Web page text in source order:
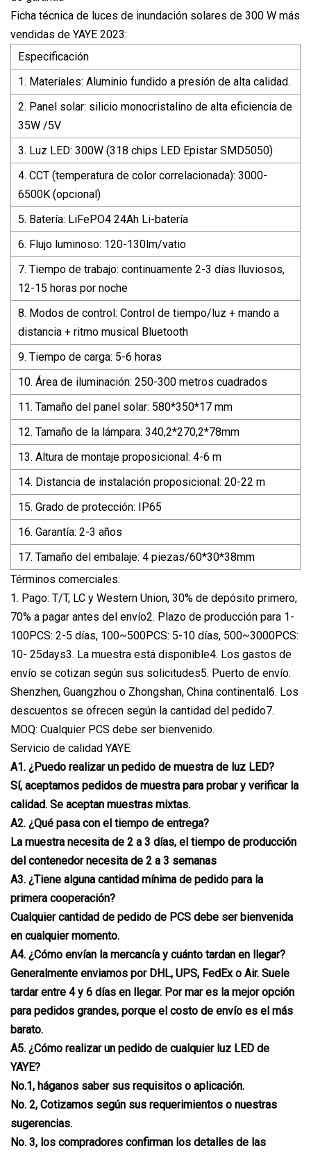
Ficha técnica de luces de inundación solares de 300 W más
vendidas de YAYE 2023:
Especificación
1. Materiales: Aluminio fundido a presión de alta calidad.
2. Panel solar: silicio monocristalino de alta eficiencia de
35W /5V
3. Luz LED: 300W (318 chips LED Epistar SMD5050)
4. CCT (temperatura de color correlacionada): 3000-
6500K (opcional)
5. Batería: LiFePO4 24Ah Li-batería
6. Flujo luminoso: 120-130lm/vatio
7. Tiempo de trabajo: continuamente 2-3 días lluviosos,
12-15 horas por noche
8. Modos de control: Control de tiempo/luz + mando a
distancia + ritmo musical Bluetooth
9. Tiempo de carga: 5-6 horas
10. Área de iluminación: 250-300 metros cuadrados
11. Tamaño del panel solar: 580*350*17 mm
12. Tamaño de la lámpara: 340,2*270,2*78mm
13. Altura de montaje proposicional: 4-6 m
14. Distancia de instalación proposicional: 20-22 m
15. Grado de protección: IP65
16. Garantía: 2-3 años
17. Tamaño del embalaje: 4 piezas/60*30*38mm
Términos comerciales:
1. Pago: T/T, LC y Western Union, 30% de depósito primero,
70% a pagar antes del envío2. Plazo de producción para 1-
100PCS: 2-5 días, 100~500PCS: 5-10 días, 500~3000PCS:
10- 25days3. La muestra está disponible4. Los gastos de
envío se cotizan según sus solicitudes5. Puerto de envío:
Shenzhen, Guangzhou o Zhongshan, China continental6. Los
descuentos se ofrecen según la cantidad del pedido7.
MOQ: Cualquier PCS debe ser bienvenido.
Servicio de calidad YAYE:
A1. ¿Puedo realizar un pedido de muestra de luz LED?
Sí, aceptamos pedidos de muestra para probar y verificar la
calidad. Se aceptan muestras mixtas.
A2. ¿Qué pasa con el tiempo de entrega?
La muestra necesita de 2 a 3 días, el tiempo de producción
del contenedor necesita de 2 a 3 semanas
A3. ¿Tiene alguna cantidad mínima de pedido para la
primera cooperación?
Cualquier cantidad de pedido de PCS debe ser bienvenida
en cualquier momento.
A4. ¿Cómo envían la mercancía y cuánto tardan en llegar?
Generalmente enviamos por DHL, UPS, FedEx o Air. Suele
tardar entre 4 y 6 días en llegar. Por mar es la mejor opción
para pedidos grandes, porque el costo de envío es el más
barato.
A5. ¿Cómo realizar un pedido de cualquier luz LED de
YAYE?
No.1, háganos saber sus requisitos o aplicación.
No. 2, Cotizamos según sus requerimientos o nuestras
sugerencias.
No. 3, los compradores confirman los detalles de las